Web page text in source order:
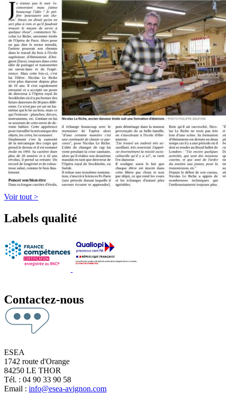
Voir tout >
Labels qualité
Contactez-nous
ESEA
1742 route d'Orange
84250 LE THOR
Tél. : 04 90 33 90 58
Email : info@esea-avignon.com